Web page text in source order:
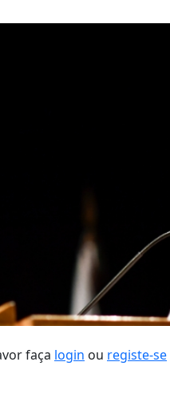
faça login ou registe-se